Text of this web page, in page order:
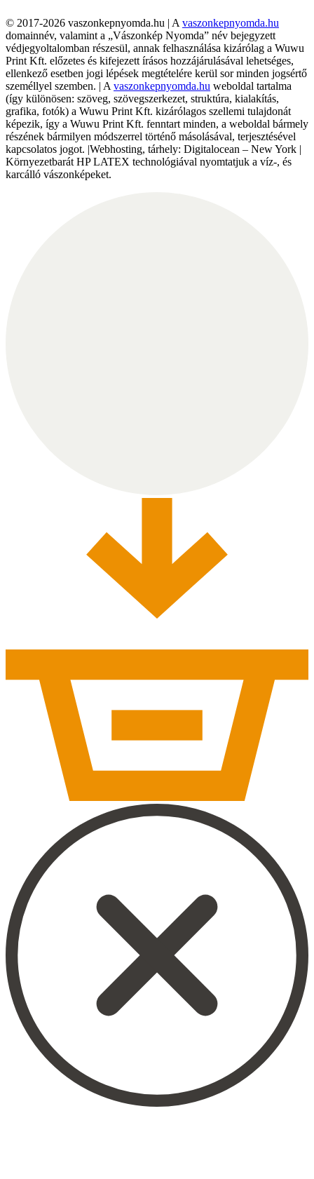
© 2017-2026 vaszonkepnyomda.hu | A vaszonkepnyomda.hu
domainnév, valamint a „Vászonkép Nyomda” név bejegyzett
védjegyoltalomban részesül, annak felhasználása kizárólag a Wuwu
Print Kft. előzetes és kifejezett írásos hozzájárulásával lehetséges,
ellenkező esetben jogi lépések megtételére kerül sor minden jogsértő
személlyel szemben. | A vaszonkepnyomda.hu weboldal tartalma
(így különösen: szöveg, szövegszerkezet, struktúra, kialakítás,
grafika, fotók) a Wuwu Print Kft. kizárólagos szellemi tulajdonát
képezik, így a Wuwu Print Kft. fenntart minden, a weboldal bármely
részének bármilyen módszerrel történő másolásával, terjesztésével
kapcsolatos jogot. |Webhosting, tárhely: Digitalocean – New York |
Környezetbarát HP LATEX technológiával nyomtatjuk a víz-, és
karcálló vászonképeket.